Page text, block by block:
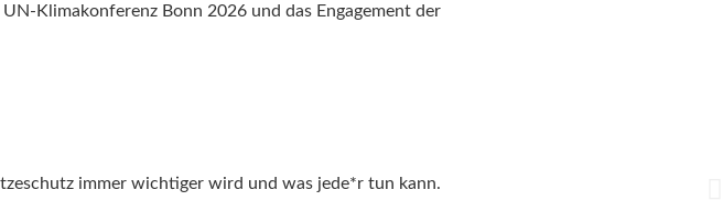
Klimakonferenz Bonn 2026 und das Engagement der
immer wichtiger wird und was jede*r tun kann.